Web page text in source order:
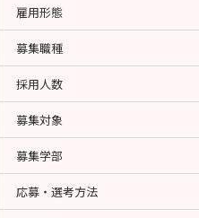
雇用形態
募集職種
採用人数
募集対象
募集学部
応募・選考方法